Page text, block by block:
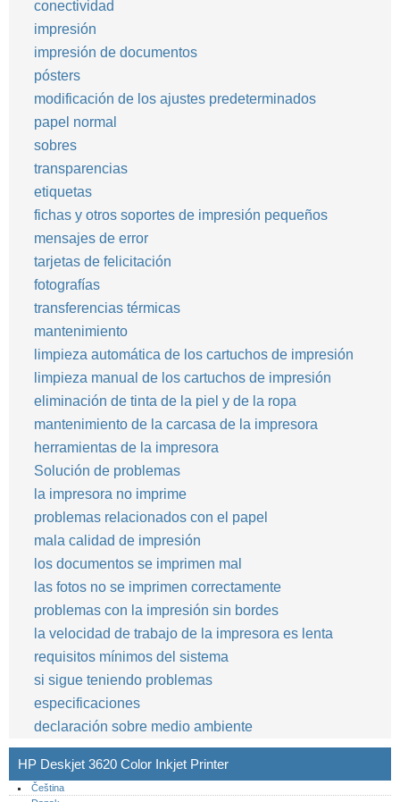
conectividad
impresión
impresión de documentos
pósters
modificación de los ajustes predeterminados
papel normal
sobres
transparencias
etiquetas
fichas y otros soportes de impresión pequeños
mensajes de error
tarjetas de felicitación
fotografías
transferencias térmicas
mantenimiento
limpieza automática de los cartuchos de impresión
limpieza manual de los cartuchos de impresión
eliminación de tinta de la piel y de la ropa
mantenimiento de la carcasa de la impresora
herramientas de la impresora
Solución de problemas
la impresora no imprime
problemas relacionados con el papel
mala calidad de impresión
los documentos se imprimen mal
las fotos no se imprimen correctamente
problemas con la impresión sin bordes
la velocidad de trabajo de la impresora es lenta
requisitos mínimos del sistema
si sigue teniendo problemas
especificaciones
declaración sobre medio ambiente
HP Deskjet 3620 Color Inkjet Printer
Čeština